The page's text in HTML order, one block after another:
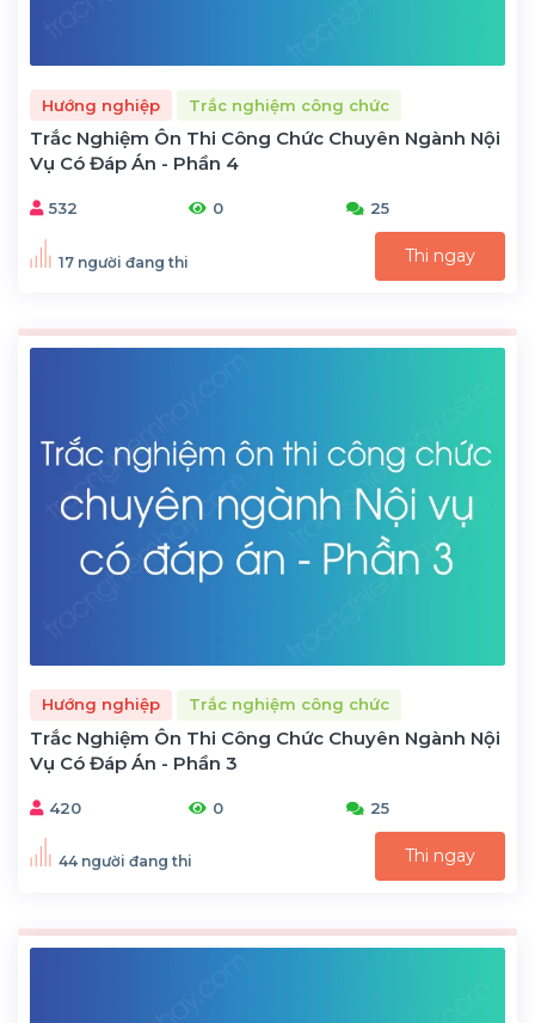
Hướng nghiệp Trắc nghiệm công chức
Trắc Nghiệm Ôn Thi Công Chức Chuyên Ngành Nội
Vụ Có Đáp Án - Phần 4
532 0 25
17 người đang thi Thi ngay
Hướng nghiệp Trắc nghiệm công chức
Trắc Nghiệm Ôn Thi Công Chức Chuyên Ngành Nội
Vụ Có Đáp Án - Phần 3
420 0 25
44 người đang thi Thi ngay